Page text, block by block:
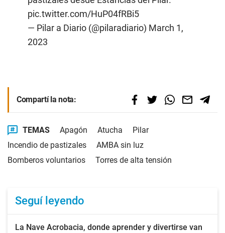
pic.twitter.com/HuP04fRBi5
— Pilar a Diario (@pilaradiario) March 1,
2023
Compartí la nota:
TEMAS Apagón Atucha
Pilar
Incendio de pastizales
AMBA sin luz
Bomberos voluntarios
Torres de alta tensión
Seguí leyendo
La Nave Acrobacia, donde aprender y divertirse van